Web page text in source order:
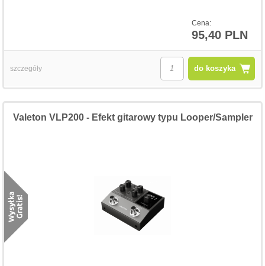
Cena:
95,40 PLN
do koszyka
szczegóły
Valeton VLP200 - Efekt gitarowy typu Looper/Sampler